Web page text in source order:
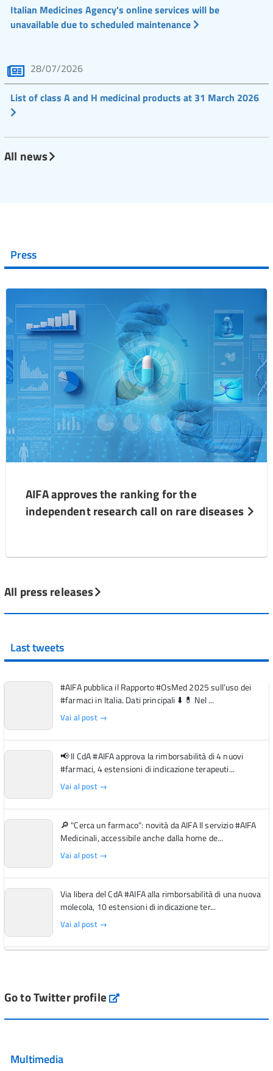
Italian Medicines Agency's online services will be
unavailable due to scheduled maintenance
28/07/2026
List of class A and H medicinal products at 31 March 2026
All news
Press
AIFA approves the ranking for the
independent research call on rare diseases
All press releases
Last tweets
#AIFA pubblica il Rapporto #OsMed 2025 sull’uso dei
#farmaci in Italia. Dati principali ⬇️ 💊 Nel ...
Vai al post →
📢 Il CdA #AIFA approva la rimborsabilità di 4 nuovi
#farmaci, 4 estensioni di indicazione terapeuti...
Vai al post →
🔎 "Cerca un farmaco": novità da AIFA Il servizio #AIFA
Medicinali, accessibile anche dalla home de...
Vai al post →
Via libera del CdA #AIFA alla rimborsabilità di una nuova
molecola, 10 estensioni di indicazione ter...
Vai al post →
Vai al post →
Vai al post →
Go to Twitter profile aifa_ufficiale
Multimedia